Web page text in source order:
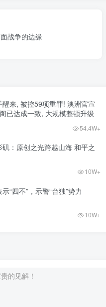
战争的边缘
来, 被控59项重罪! 澳洲官宣
已达成一致, 大规模整顿升级
54.4W+
矶：原创之光跨越山海 和平之
10W+
“四不”，示警“台独”势力
10W+